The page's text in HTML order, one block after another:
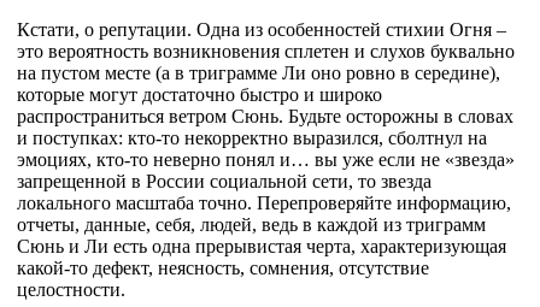
Кстати, о репутации. Одна из особенностей стихии Огня –
это вероятность возникновения сплетен и слухов буквально
на пустом месте (а в триграмме Ли оно ровно в середине),
которые могут достаточно быстро и широко
распространиться ветром Сюнь. Будьте осторожны в словах
и поступках: кто-то некорректно выразился, сболтнул на
эмоциях, кто-то неверно понял и… вы уже если не «звезда»
запрещенной в России социальной сети, то звезда
локального масштаба точно. Перепроверяйте информацию,
отчеты, данные, себя, людей, ведь в каждой из триграмм
Сюнь и Ли есть одна прерывистая черта, характеризующая
какой-то дефект, неясность, сомнения, отсутствие
целостности.